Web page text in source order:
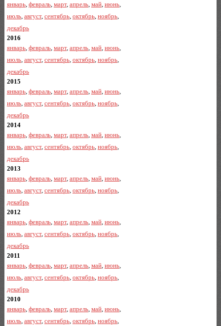
январь, февраль, март, апрель, май, июнь,
июль, август, сентябрь, октябрь, ноябрь,
декабрь
2016
январь, февраль, март, апрель, май, июнь,
июль, август, сентябрь, октябрь, ноябрь,
декабрь
2015
январь, февраль, март, апрель, май, июнь,
июль, август, сентябрь, октябрь, ноябрь,
декабрь
2014
январь, февраль, март, апрель, май, июнь,
июль, август, сентябрь, октябрь, ноябрь,
декабрь
2013
январь, февраль, март, апрель, май, июнь,
июль, август, сентябрь, октябрь, ноябрь,
декабрь
2012
январь, февраль, март, апрель, май, июнь,
июль, август, сентябрь, октябрь, ноябрь,
декабрь
2011
январь, февраль, март, апрель, май, июнь,
июль, август, сентябрь, октябрь, ноябрь,
декабрь
2010
январь, февраль, март, апрель, май, июнь,
июль, август, сентябрь, октябрь, ноябрь,